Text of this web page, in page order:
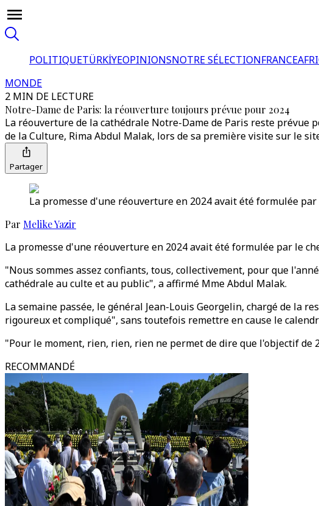
POLITIQUETÜRKİYEOPINIONSNOTRE SÉLECTIONFRANCE
MONDE
2 MIN DE LECTURE
Notre-Dame de Paris: la réouverture toujours prévue pour 2024
La réouverture de la cathédrale Notre-Dame de Paris reste
de la Culture, Rima Abdul Malak, lors de sa première visite sur le
Partager
La promesse d'une réouverture en 2024 avait été formulée
Par Melike Yazir
La promesse d'une réouverture en 2024 avait été formulée par le
"Nous sommes assez confiants, tous, collectivement, pour que
cathédrale au culte et au public", a affirmé Mme Abdul Malak.
La semaine passée, le général Jean-Louis Georgelin, chargé de la
rigoureux et compliqué", sans toutefois remettre en cause le
"Pour le moment, rien, rien, rien ne permet de dire que l'objectif de
RECOMMANDÉ